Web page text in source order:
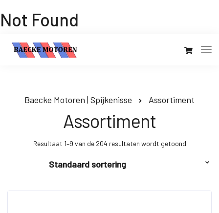
Not Found
Baecke Motoren | Spijkenisse Assortiment
Assortiment
Resultaat 1–9 van de 204 resultaten wordt getoond